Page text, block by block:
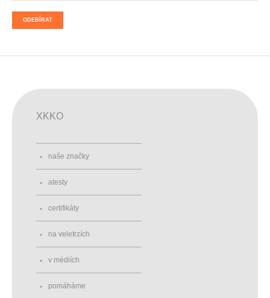
ODEBÍRAT
XKKO
naše značky
atesty
certifikáty
na veletrzích
v médiích
pomáháme